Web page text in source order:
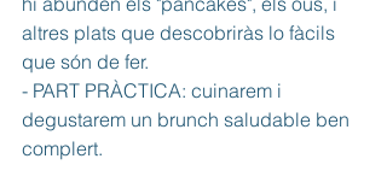
altres plats que descobriràs lo fàcils
que són de fer.
- PART PRÀCTICA: cuinarem i
degustarem un brunch saludable ben
complert.